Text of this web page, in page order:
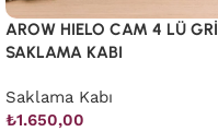
AROW HIELO CAM 4 LÜ GRİ
SAKLAMA KABI
Saklama Kabı
₺1.650,00